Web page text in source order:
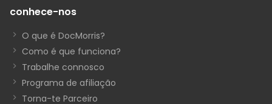
conhece-nos
O que é DocMorris?
Como é que funciona?
Trabalhe connosco
Programa de afiliação
Torna-te Parceiro